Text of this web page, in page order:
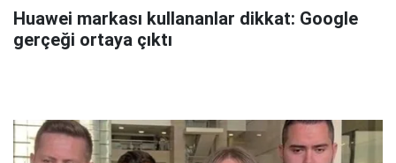
Huawei markası kullananlar dikkat: Google
gerçeği ortaya çıktı